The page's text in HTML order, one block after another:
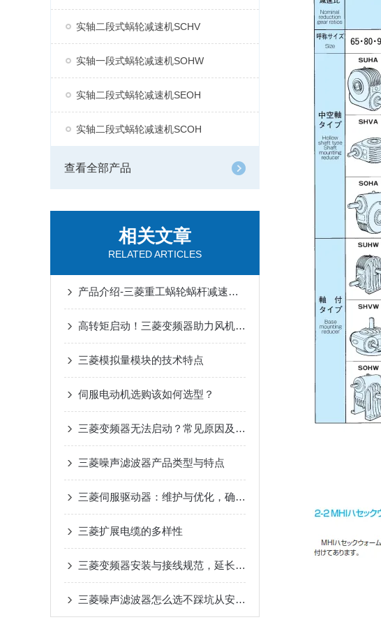
实轴二段式蜗轮减速机SCHV
实轴一段式蜗轮减速机SOHW
实轴二段式蜗轮减速机SEOH
实轴二段式蜗轮减速机SCOH
查看全部产品
相关文章
RELATED ARTICLES
产品介绍-三菱重工蜗轮蜗杆减速机SUHA99R-8
高转矩启动！三菱变频器助力风机、泵类负载高效运行
三菱模拟量模块的技术特点
伺服电动机选购该如何选型？
三菱变频器无法启动？常见原因及解决办法
三菱噪声滤波器产品类型与特点
三菱伺服驱动器：维护与优化，确保长期稳定运行
三菱扩展电缆的多样性
三菱变频器安装与接线规范，延长设备寿命要点
三菱噪声滤波器怎么选不踩坑从安装环境到兼容性这些关键参数要关注